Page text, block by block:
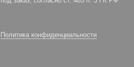
Политика конфиденциальности